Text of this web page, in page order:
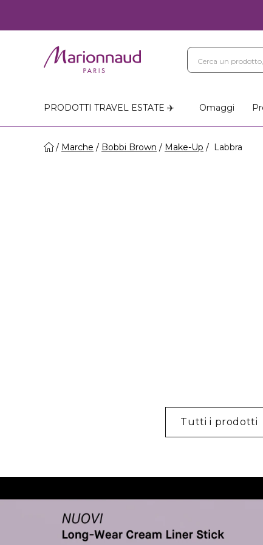
PRODOTTI TRAVEL ESTATE ✈️ Omaggi
Marche Bobbi Brown Make-Up Labbra
Tutti i prodotti